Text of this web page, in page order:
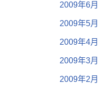
2009年6月
2009年5月
2009年4月
2009年3月
2009年2月